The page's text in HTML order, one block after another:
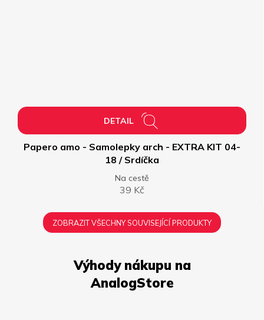
Papero amo - Samolepky arch - EXTRA KIT 04-
18 / Srdíčka
Na cestě
39 Kč
DETAIL
ZOBRAZIT VŠECHNY SOUVISEJÍCÍ PRODUKTY